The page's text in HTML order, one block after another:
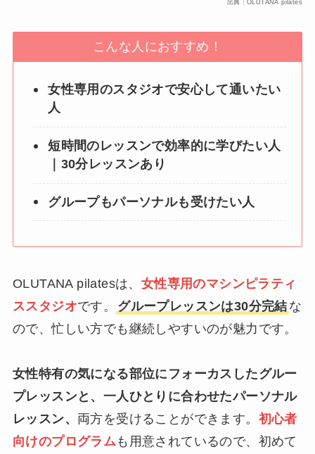
出典：OLUTANA pilates
こんな人におすすめ！
女性専用のスタジオで安心して通いたい
人
短時間のレッスンで効率的に学びたい人
｜30分レッスンあり
グループもパーソナルも受けたい人
OLUTANA pilatesは、 女性専用のマシンピラティ
ススタジオです。 グループレッスンは30分完結 な
ので、忙しい方でも継続しやすいのが魅力です。
女性特有の気になる部位にフォーカスしたグルー
プレッスンと、一人ひとりに合わせたパーソナル
レッスン、 両方を受けることができます。 初心者
向けのプログラムも用意されているので、初めて